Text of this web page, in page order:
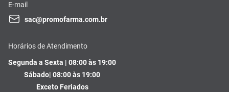
E-mail
sac@promofarma.com.br
Horários de Atendimento
Segunda a Sexta | 08:00 às 19:00
Sábado| 08:00 às 19:00
Exceto Feriados